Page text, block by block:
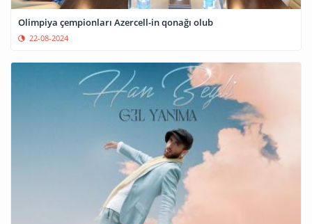
Olimpiya çempionları Azercell-in qonağı olub
22-08-2024